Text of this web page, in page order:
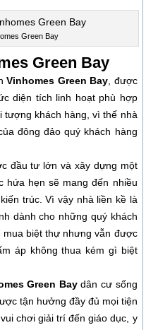
Green Bay
Green Bay
Vinhomes Green Bay, được
diện tích linh hoạt phù hợp
tượng khách hàng, vì thế nhà
đông đảo quý khách hàng
đầu tư lớn và xây dựng một
hứa hẹn sẽ mang đến nhiều
trúc. Vì vậy nhà liền kề là
dành cho những quý khách
biệt thự nhưng vẫn được
áp không thua kém gì biệt
Green Baydân cư sống
tận hưởng đầy đủ mọi tiện
chơi giải trí đến giáo dục, y